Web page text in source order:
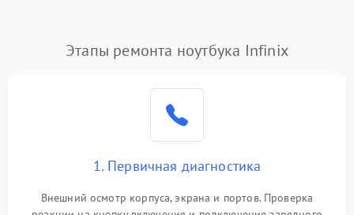
невозможность зарядки,
2500 ₽ Подробнее →
2000 ₽
Перегрев из‑за пыли,
неисправности кулера
Этапы ремонта ноутбука Infinix
1. Первичная диагностика
Внешний осмотр корпуса, экрана и портов. Проверка